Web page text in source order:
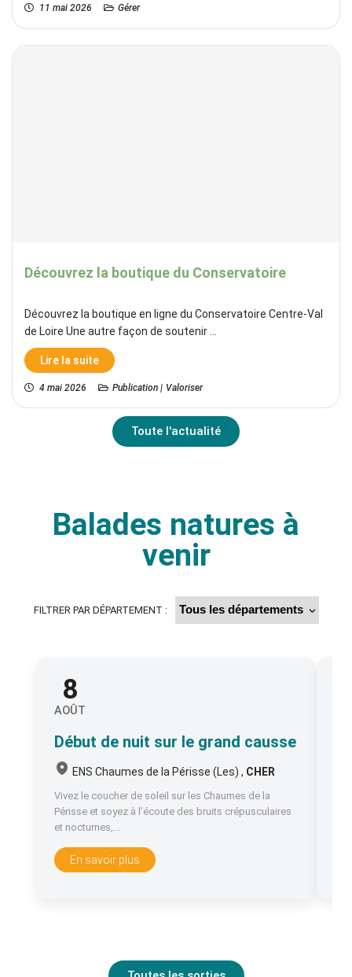
11 mai 2026 Gérer
Découvrez la boutique du Conservatoire
Découvrez la boutique en ligne du Conservatoire Centre-Val
de Loire Une autre façon de soutenir ...
Lire la suite
4 mai 2026 Publication | Valoriser
Toute l'actualité
Balades natures à
venir
FILTRER PAR DÉPARTEMENT :
8
AOÛT
Début de nuit sur le grand causse
ENS Chaumes de la Périsse (Les) , CHER
Vivez le coucher de soleil sur les Chaumes de la
Périsse et soyez à l’écoute des bruits crépusculaires
et nocturnes,...
En savoir plus